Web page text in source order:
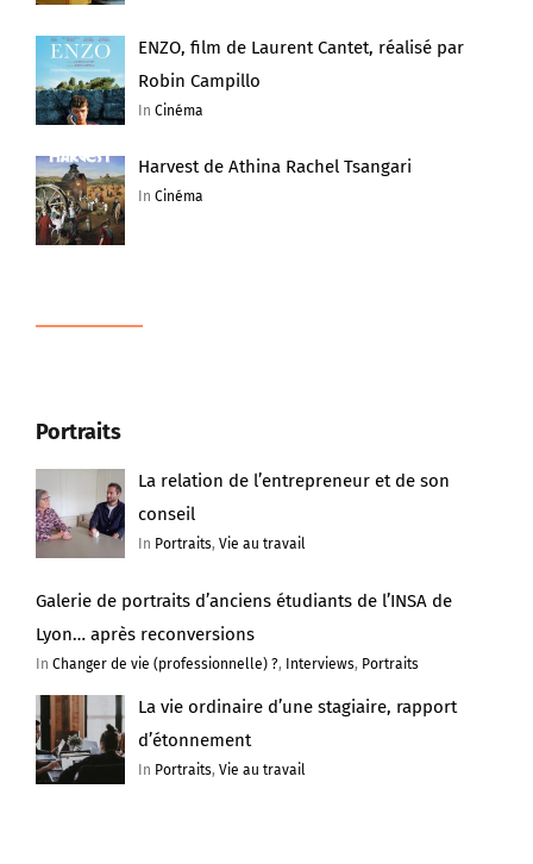
ENZO, film de Laurent Cantet, réalisé par
Robin Campillo
InCinéma
Harvest de Athina Rachel Tsangari
InCinéma
Portraits
La relation de l’entrepreneur et de son
conseil
In Portraits,Vie au travail
Galerie de portraits d’anciens étudiants de l’INSA de
Lyon… après reconversions
In Changer de vie (professionnelle) ?, Interviews, Portraits
La vie ordinaire d’une stagiaire, rapport
d’étonnement
In Portraits,Vie au travail